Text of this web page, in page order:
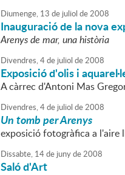
Diumenge, 13 de juliol de2008
Inauguració de la nova
Arenys de mar, una història
Divendres,4de juliol de2008
Exposició d'olis i
A càrrec d'Antoni Mas
Divendres,4de juliol de2008
Un tomb per Arenys
exposició fotogràfica a l'aire
Dissabte, 14de junyde2008
Saló d'Art